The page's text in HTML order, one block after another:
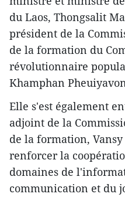
du Laos, Thongsalit
président de la
de la formation du
révolutionnaire
Khamphan
Elle s'est également
adjoint de la
de la formation,
renforcer la
domaines de
communication et du